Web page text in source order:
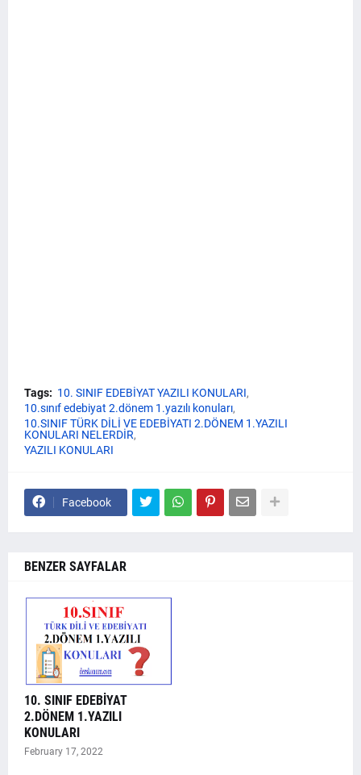
Tags: 10. SINIF EDEBİYAT YAZILI KONULARI
10.sınıf edebiyat 2.dönem 1.yazılı konuları
10.SINIF TÜRK DİLİ VE EDEBİYATI 2.DÖNEM 1.YAZILI
KONULARI NELERDİR
YAZILI KONULARI
Facebook
BENZER SAYFALAR
10. SINIF EDEBİYAT
2.DÖNEM 1.YAZILI
KONULARI
February 17, 2022